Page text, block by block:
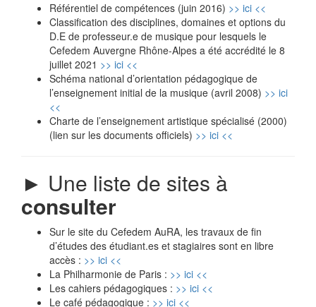
Référentiel de compétences (juin 2016) >> ici <<
Classification des disciplines, domaines et options du
D.E de professeur.e de musique pour lesquels le
Cefedem Auvergne Rhône-Alpes a été accrédité le 8
juillet 2021 >> ici <<
Schéma national d’orientation pédagogique de
l’enseignement initial de la musique (avril 2008) >> ici
<<
Charte de l’enseignement artistique spécialisé (2000)
(lien sur les documents officiels) >> ici <<
► Une liste de sites à
consulter
Sur le site du Cefedem AuRA, les travaux de fin
d’études des étudiant.es et stagiaires sont en libre
accès : >> ici <<
La Philharmonie de Paris : >> ici <<
Les cahiers pédagogiques : >> ici <<
Le café pédagogique : >> ici <<